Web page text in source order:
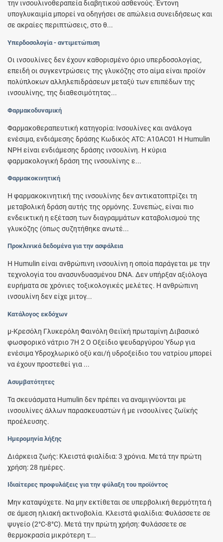
την ινσουλινοθεραπεία διαβητικού ασθενούς. Έντονη
υπογλυκαιμία μπορεί να οδηγήσει σε απώλεια συνειδήσεως και
σε ακραίες περιπτώσεις, στο θ...
Υπερδοσολογία - αντιμετώπιση
Οι ινσουλίνες δεν έχουν καθορισμένο όριο υπερδοσολογίας,
επειδή οι συγκεντρώσεις της γλυκόζης στο αίμα είναι προϊόν
πολύπλοκων αλληλεπιδράσεων μεταξύ των επιπέδων της
ινσουλίνης, της διαθεσιμότητας...
Φαρμακοδυναμική
Φαρμακοθεραπευτική κατηγορία: Ινσουλίνες και ανάλογα
ενέσιμα, ενδιάμεσης δράσης Κωδικός ATC: A10AC01 Η Humulin
NPH είναι ενδιάμεσης δράσης ινσουλίνη. Η κύρια
φαρμακολογική δράση της ινσουλίνης ε...
Φαρμακοκινητική
Η φαρμακοκινητική της ινσουλίνης δεν αντικατοπτρίζει τη
μεταβολική δράση αυτής της ορμόνης. Συνεπώς, είναι πιο
ενδεικτική η εξέταση των διαγραμμάτων καταβολισμού της
γλυκόζης (όπως συζητήθηκε ανωτέ...
Προκλινικά δεδομένα για την ασφάλεια
Η Humulin είναι ανθρώπινη ινσουλίνη η οποία παράγεται με την
τεχνολογία του ανασυνδυασμένου DNA. Δεν υπήρξαν αξιόλογα
ευρήματα σε χρόνιες τοξικολογικές μελέτες. H ανθρώπινη
ινσουλίνη δεν είχε μιτογ...
Κατάλογος εκδόχων
μ-Κρεσόλη Γλυκερόλη Φαινόλη Θειϊκή πρωταμίνη Διβασικό
φωσφορικό νάτριο 7H 2 O Οξείδιο ψευδαργύρου Ύδωρ για
ενέσιμα Υδροχλωρικό οξύ και/ή υδροξείδιο του νατρίου μπορεί
να έχουν προστεθεί για ...
Ασυμβατότητες
Τα σκευάσματα Humulin δεν πρέπει να αναμιγνύονται με
ινσουλίνες άλλων παρασκευαστών ή με ινσουλίνες ζωϊκής
προέλευσης.
Ημερομηνία λήξης
Διάρκεια ζωής: Κλειστά φιαλίδια: 3 χρόνια. Μετά την πρώτη
χρήση: 28 ημέρες.
Ιδιαίτερες προφυλάξεις για την φύλαξη του προϊόντος
Μην καταψύχετε. Να μην εκτίθεται σε υπερβολική θερμότητα ή
σε άμεση ηλιακή ακτινοβολία. Κλειστά φιαλίδια: Φυλάσσετε σε
ψυγείο (2°C-8°C). Μετά την πρώτη χρήση: Φυλάσσετε σε
θερμοκρασία μικρότερη τ...